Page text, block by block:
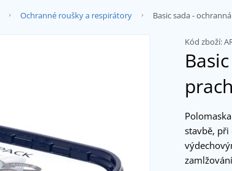
Ochranné roušky a respirátory Basic sada -
Kód zboží:
stavbě, při